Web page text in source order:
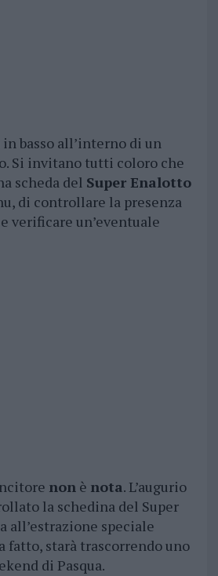
basso all’interno di un
Si invitano tutti coloro che
scheda del Super Enalotto
di controllare la presenza
verificare un’eventuale
nonè nota. L’augurio
la schedina del Super
all’estrazione speciale
fatto, starà trascorrendo uno
di Pasqua.